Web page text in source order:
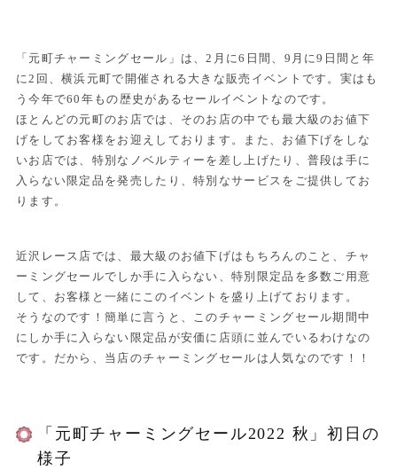
「元町チャーミングセール」は、2月に6日間、9月に9日間と年
に2回、横浜元町で開催される大きな販売イベントです。実はも
う今年で60年もの歴史があるセールイベントなのです。
ほとんどの元町のお店では、そのお店の中でも最大級のお値下
げをしてお客様をお迎えしております。また、お値下げをしな
いお店では、特別なノベルティーを差し上げたり、普段は手に
入らない限定品を発売したり、特別なサービスをご提供してお
ります。
近沢レース店では、最大級のお値下げはもちろんのこと、チャ
ーミングセールでしか手に入らない、特別限定品を多数ご用意
して、お客様と一緒にこのイベントを盛り上げております。
そうなのです！簡単に言うと、このチャーミングセール期間中
にしか手に入らない限定品が安価に店頭に並んでいるわけなの
です。だから、当店のチャーミングセールは人気なのです！！
「元町チャーミングセール2022 秋」初日の
様子